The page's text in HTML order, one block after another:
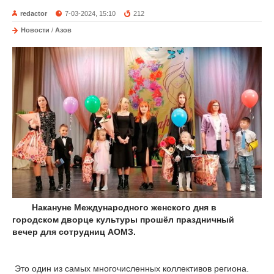
redactor 7-03-2024, 15:10 212
Новости / Азов
Накануне Международного женского дня в
городском дворце культуры прошёл праздничный
вечер для сотрудниц АОМЗ.
Это один из самых многочисленных коллективов региона.